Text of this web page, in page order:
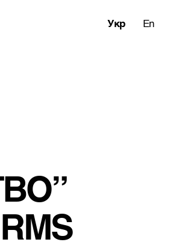
Укр En